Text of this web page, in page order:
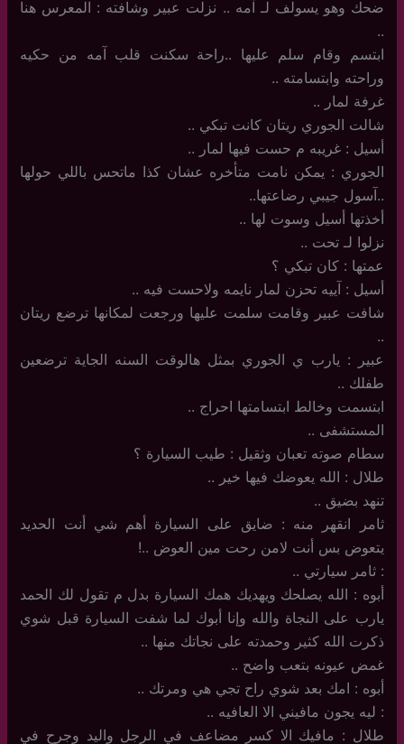
ضحك وهو يسولف لـ آمه .. نزلت عبير وشافته : المعرس هنا
..
ابتسم وقام سلم عليها ..راحة سكنت قلب آمه من حكيه
وراحته وابتسامته ..
غرفة لمار ..
شالت الجوري ريتان كانت تبكي ..
أسيل : غريبه م حست فيها لمار ..
الجوري : يمكن نامت متأخره عشان كذا ماتحس باللي حولها
..آسول جيبي رضاعتها..
أخذتها أسيل وسوت لها ..
نزلوا لـ تحت ..
عمتها : كان تبكي ؟
أسيل : آييه تحزن لمار نايمه ولاحست فيه ..
شافت عبير وقامت سلمت عليها ورجعت لمكانها ترضع ريتان
..
عبير : يارب ي الجوري بمثل هالوقت السنه الجاية ترضعين
طفلك ..
ابتسمت وخالط ابتسامتها احراج ..
المستشفى ..
سطام صوته تعبان وثقيل : طيب السيارة ؟
طلال : الله يعوضك فيها خير ..
تنهد بضيق ..
ثامر انقهر منه : ضايق على السيارة أهم شي أنت الحديد
يتعوض بس أنت لامن رحت مين العوض ..!
: ثامر سيارتي ..
أبوه : الله يصلحك ويهديك همك السيارة بدل م تقول لك الحمد
يارب على النجاة والله وإنا أبوك لما شفت السيارة قبل شوي
ذكرت الله كثير وحمدته على نجاتك منها ..
غمض عيونه بتعب واضح ..
أبوه : امك بعد شوي راح تجي هي ومرتك ..
: ليه يجون مافيني الا العافيه ..
طلال : مافيك الا كسر مضاعف في الرجل واليد وجرح في